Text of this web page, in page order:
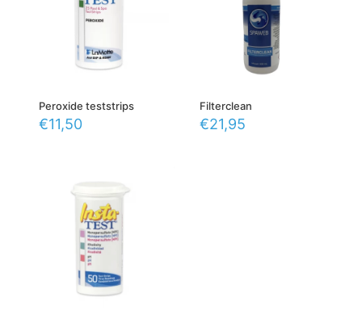
Peroxide teststrips
€11,50
Filterclean
€21,95